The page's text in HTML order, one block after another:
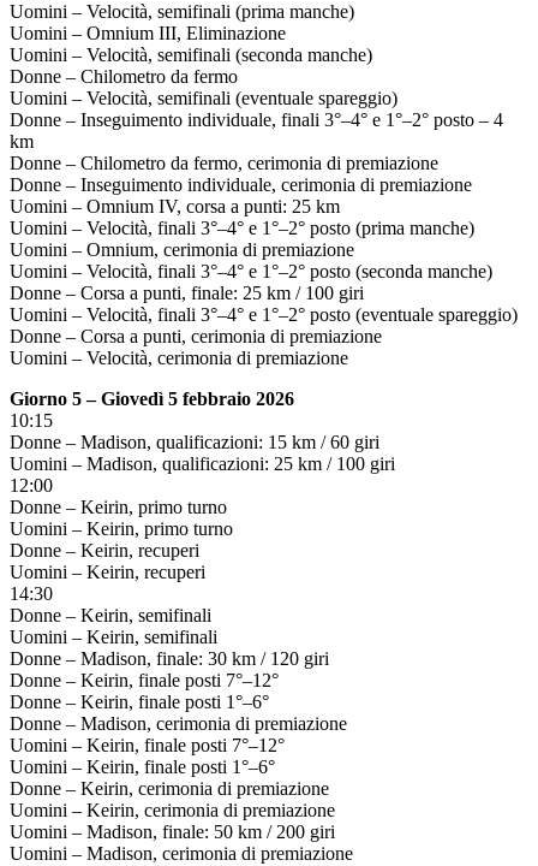
Uomini – Velocità, semifinali (prima manche)
Uomini – Omnium III, Eliminazione
Uomini – Velocità, semifinali (seconda manche)
Donne – Chilometro da fermo
Uomini – Velocità, semifinali (eventuale spareggio)
Donne – Inseguimento individuale, finali 3°–4° e 1°–2° posto – 4
km
Donne – Chilometro da fermo, cerimonia di premiazione
Donne – Inseguimento individuale, cerimonia di premiazione
Uomini – Omnium IV, corsa a punti: 25 km
Uomini – Velocità, finali 3°–4° e 1°–2° posto (prima manche)
Uomini – Omnium, cerimonia di premiazione
Uomini – Velocità, finali 3°–4° e 1°–2° posto (seconda manche)
Donne – Corsa a punti, finale: 25 km / 100 giri
Uomini – Velocità, finali 3°–4° e 1°–2° posto (eventuale spareggio)
Donne – Corsa a punti, cerimonia di premiazione
Uomini – Velocità, cerimonia di premiazione
Giorno 5 – Giovedì 5 febbraio 2026
10:15
Donne – Madison, qualificazioni: 15 km / 60 giri
Uomini – Madison, qualificazioni: 25 km / 100 giri
12:00
Donne – Keirin, primo turno
Uomini – Keirin, primo turno
Donne – Keirin, recuperi
Uomini – Keirin, recuperi
14:30
Donne – Keirin, semifinali
Uomini – Keirin, semifinali
Donne – Madison, finale: 30 km / 120 giri
Donne – Keirin, finale posti 7°–12°
Donne – Keirin, finale posti 1°–6°
Donne – Madison, cerimonia di premiazione
Uomini – Keirin, finale posti 7°–12°
Uomini – Keirin, finale posti 1°–6°
Donne – Keirin, cerimonia di premiazione
Uomini – Keirin, cerimonia di premiazione
Uomini – Madison, finale: 50 km / 200 giri
Uomini – Madison, cerimonia di premiazione